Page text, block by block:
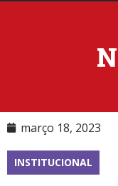
março 18, 2023
INSTITUCIONAL